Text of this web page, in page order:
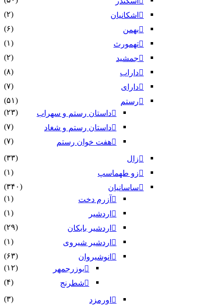
اشکانیان
(۲)
بهمن
(۶)
تهمورث
(۱)
جمشید
(۲)
داراب
(۸)
دارای
(۷)
رستم
(۵۱)
داستان رستم و سهراب
(۲۳)
داستان رستم و شغاد
(۷)
هفت خوان رستم‏
(۷)
زال
(۳۳)
زو طهماسپ‏
(۱)
ساسانیان
(۳۴۰)
آزرم دخت
(۱)
اردشیر
(۱)
اردشیر بابکان
(۲۹)
اردشیر شیروی
(۱)
انوشیروان
(۶۳)
بوزرجمهر
(۱۲)
شطرنج
(۴)
اورمزد
(۳)